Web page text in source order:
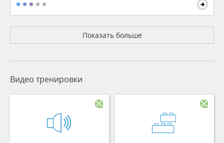
Показать больше
Видео тренировки